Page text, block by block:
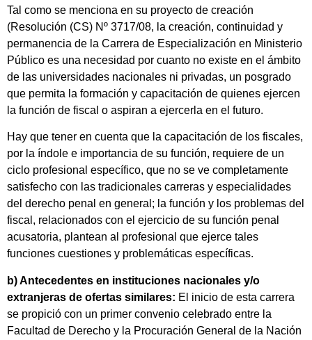
Tal como se menciona en su proyecto de creación
(Resolución (CS) Nº 3717/08, la creación, continuidad y
permanencia de la Carrera de Especialización en Ministerio
Público es una necesidad por cuanto no existe en el ámbito
de las universidades nacionales ni privadas, un posgrado
que permita la formación y capacitación de quienes ejercen
la función de fiscal o aspiran a ejercerla en el futuro.
Hay que tener en cuenta que la capacitación de los fiscales,
por la índole e importancia de su función, requiere de un
ciclo profesional específico, que no se ve completamente
satisfecho con las tradicionales carreras y especialidades
del derecho penal en general; la función y los problemas del
fiscal, relacionados con el ejercicio de su función penal
acusatoria, plantean al profesional que ejerce tales
funciones cuestiones y problemáticas específicas.
b) Antecedentes en instituciones nacionales y/o
extranjeras de ofertas similares: El inicio de esta carrera
se propició con un primer convenio celebrado entre la
Facultad de Derecho y la Procuración General de la Nación